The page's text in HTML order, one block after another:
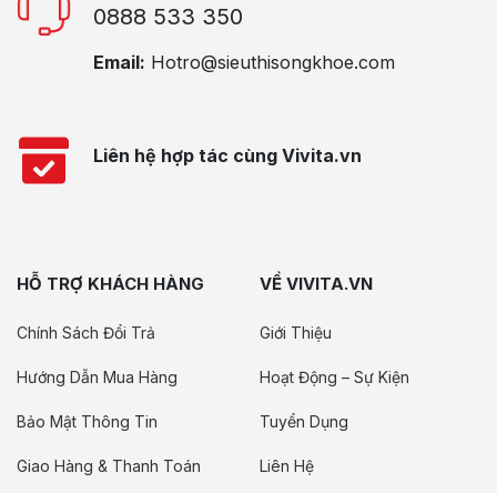
0888 533 350
Email: Hotro@sieuthisongkhoe.com
Liên hệ hợp tác cùng Vivita.vn
HỖ TRỢ KHÁCH HÀNG
Chính Sách Đổi Trả
Hướng Dẫn Mua Hàng
Bảo Mật Thông Tin
Giao Hàng & Thanh Toán
VỀ VIVITA.VN
Giới Thiệu
Hoạt Động – Sự Kiện
Tuyển Dụng
Liên Hệ